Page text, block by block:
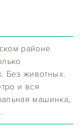
районе
Без животных.
и вся
машинка,